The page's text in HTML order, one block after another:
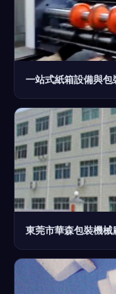
一站式紙箱設備與